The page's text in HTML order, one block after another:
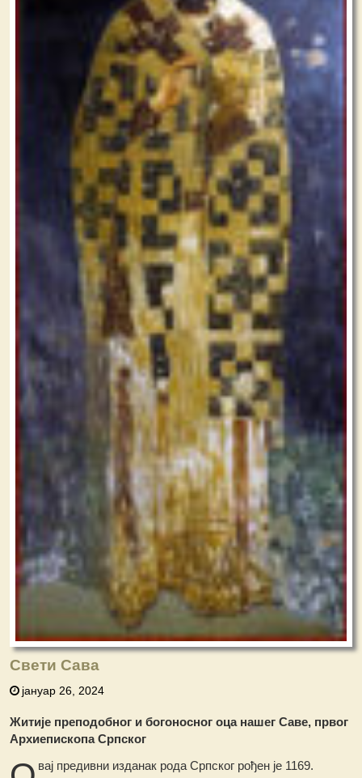
Свети Сава
јануар 26, 2024
Житије преподобног и богоносног оца нашег Саве, првог
Архиепископа Српског
вај предивни изданак рода Српског рођен је 1169.